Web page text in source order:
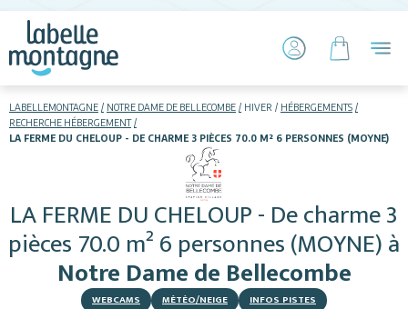
LABELLEMONTAGNE NOTRE DAME DE BELLECOMBE HIVER
HÉBERGEMENTS
RECHERCHE HÉBERGEMENT
LA FERME DU CHELOUP - DE CHARME 3 PIÈCES 70.0 M² 6 PERSONNES (MOYNE)
LA FERME DU CHELOUP - De charme 3
pièces 70.0 m² 6 personnes (MOYNE)à
Notre Dame de Bellecombe
WEBCAMS MÉTÉO/NEIGE INFOS PISTES
Skier